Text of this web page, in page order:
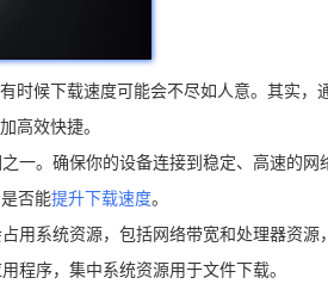
时候下载速度可能会不尽如人意。其实，
高效快捷。
一。确保你的设备连接到稳定、高速的网
否能提升下载速度。
用系统资源，包括网络带宽和处理器资源
程序，集中系统资源用于文件下载。